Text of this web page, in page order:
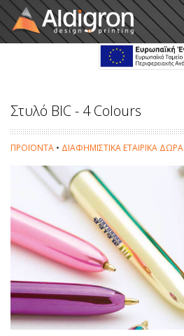
Στυλό BIC - 4 Colours
ΠΡΟΪΟΝΤΑ • ΔΙΑΦΗΜΙΣΤΙΚΑ ΕΤΑΙΡΙΚΑ ΔΩΡΑ